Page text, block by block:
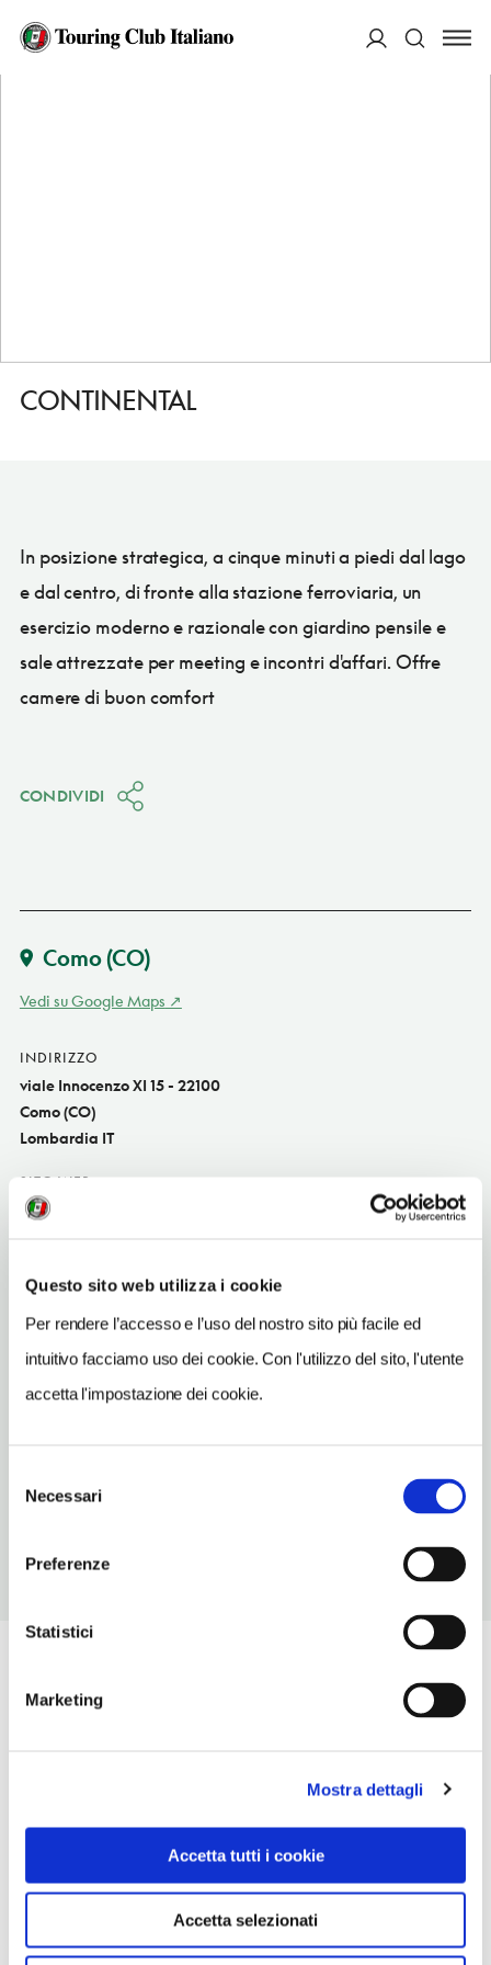
Questo sito web utilizza i cookie
Per rendere l’accesso e l’uso del nostro sito più facile ed
intuitivo facciamo uso dei cookie. Con l'utilizzo del sito, l'utente
accetta l'impostazione dei cookie.
delNecessari
Preferenze
Statistici
Marketing
Mostra dettagli
Accetta tutti i cookie
Accetta selezionati
HOME
CONTINENTAL
In posizione strategica, a cinque minuti a piedi dal lago
e dal centro, di fronte alla stazione ferroviaria, un
esercizio moderno e razionale con giardino pensile e
sale attrezzate per meeting e incontri d'affari. Offre
camere di buon comfort
CONDIVIDI
Como(CO)
Vedi su Google Maps
INDIRIZZO
viale Innocenzo XI 15 - 22100
Como (CO)
Lombardia IT
SITO WEB
www.hotelbb.com
co.citycenter@hotelbb.com
TELEFONO
031260485
NUMERO CAMERE
Chiusura: sempre aperto